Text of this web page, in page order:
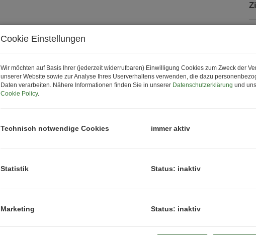
Cookie Einstellungen
Wir möchten auf Basis Ihrer (jederzeit widerrufbaren) Einwilligung Cookies zum Zweck der
unserer Website sowie zur Analyse Ihres Userverhaltens verwenden, die dazu
Daten verarbeiten. Nähere Informationen finden Sie in unserer Datenschutzerklärung und
Cookie Policy.
Technisch notwendige Cookies immer aktiv
Statistik Status: inaktiv
Marketing Status: inaktiv